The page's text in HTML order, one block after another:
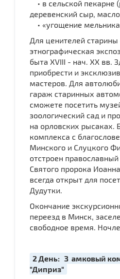
• в сельской пекарне
деревенский сыр,
• «угощение
Для ценителей старины
этнографическая
быта XVIII - нач. XX вв.
приобрести и
мастеров. Для
гараж старинных
сможете посетить
зоологический сад и
на орловских рысаках.
комплекса с
Минского и Слуцкого
отстроен
Святого пророка
всегда открыт для
Дудутки.
Окончание
переезд в Минск,
свободное время.
2 День: З амковый
"Диприз"